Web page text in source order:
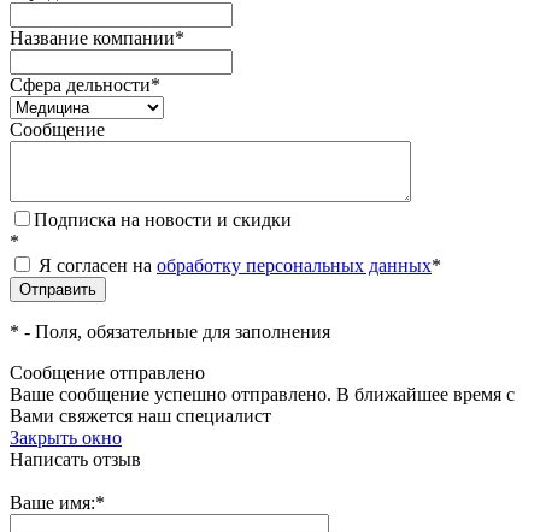
Название компании*
Сфера дельности*
Сообщение
Подписка на новости и скидки
*
Я согласен на обработку персональных данных*
* - Поля, обязательные для заполнения
Сообщение отправлено
Ваше сообщение успешно отправлено. В ближайшее время с
Вами свяжется наш специалист
Закрыть окно
Написать отзыв
Ваше имя:*